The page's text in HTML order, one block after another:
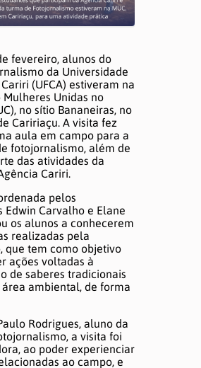
AJUDA
fevereiro, alunos do
da Universidade
(UFCA) estiveram na
Mulheres Unidas no
no sítio Bananeiras, no
Caririaçu. A visita fez
aula em campo para a
fotojornalismo, além de
das atividades da
Cariri.
pelos
Edwin Carvalho e Elane
os alunos a conhecerem
realizadas pela
que tem como objetivo
ações voltadas à
de saberes tradicionais
ambiental, de forma
Rodrigues, aluno da
a visita foi
ao poder experienciar
ao campo, e